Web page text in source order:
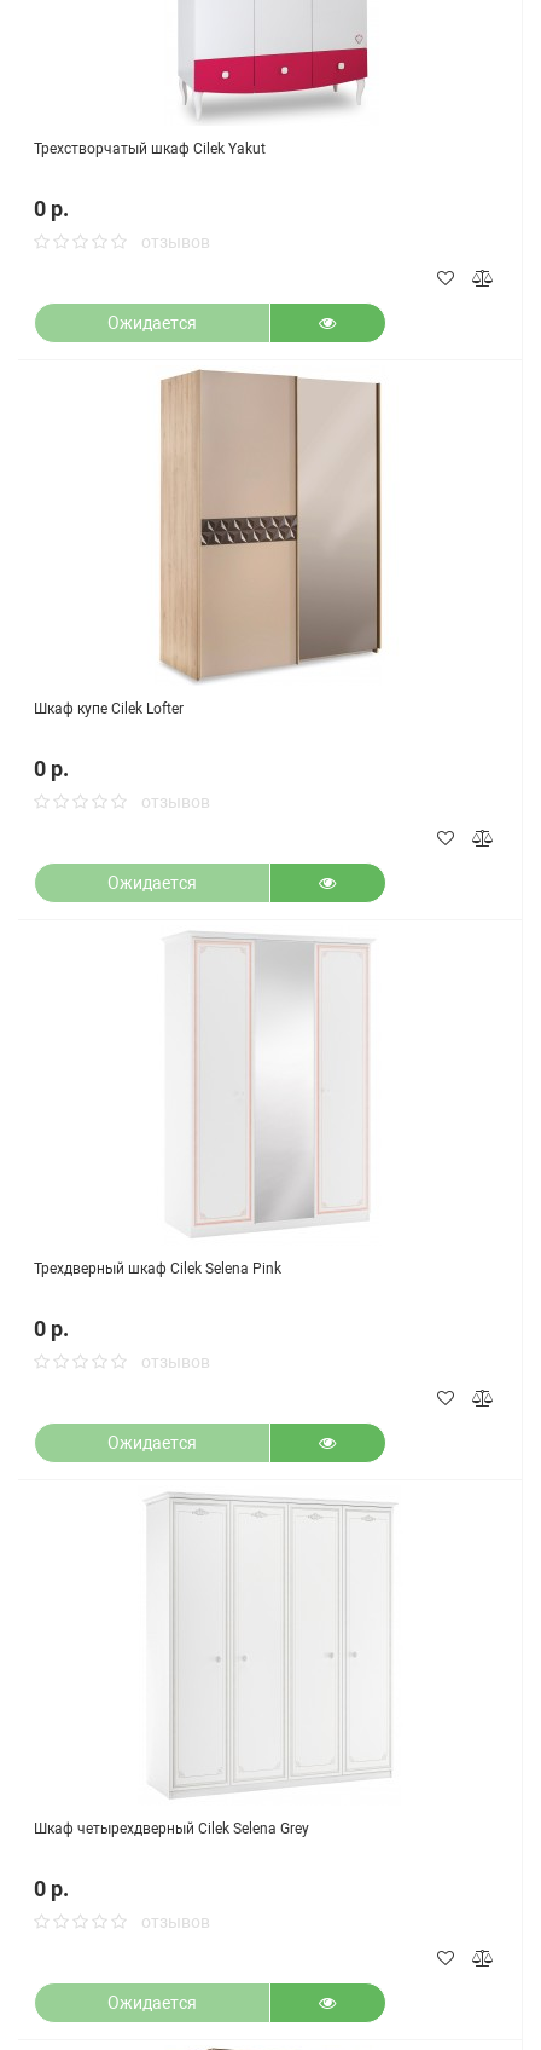
Трехстворчатый шкаф Cilek Yakut
0 р.
отзывов
Ожидается
Шкаф купе Cilek Lofter
0 р.
отзывов
Ожидается
Трехдверный шкаф Cilek Selena Pink
0 р.
отзывов
Ожидается
Шкаф четырехдверный Cilek Selena Grey
0 р.
отзывов
Ожидается